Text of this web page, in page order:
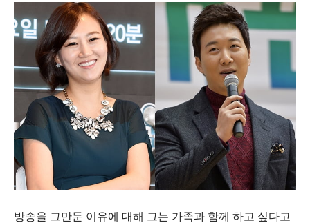
방송을 그만둔 이유에 대해 그는 가족과 함께 하고 싶다고